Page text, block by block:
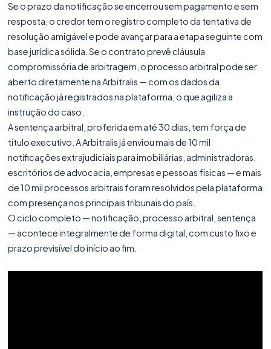
Se o prazo da notificação se encerrou sem pagamento e sem
resposta, o credor tem o registro completo da tentativa de
resolução amigável e pode avançar para a etapa seguinte com
base jurídica sólida. Se o contrato prevê cláusula
compromissória de arbitragem, o processo arbitral pode ser
aberto diretamente na Arbitralis — com os dados da
notificação já registrados na plataforma, o que agiliza a
instrução do caso.
A sentença arbitral, proferida em até 30 dias, tem força de
título executivo. A Arbitralis já enviou mais de 10 mil
notificações extrajudiciais para imobiliárias, administradoras,
escritórios de advocacia, empresas e pessoas físicas — e mais
de 10 mil processos arbitrais foram resolvidos pela plataforma
com presença nos principais tribunais do país.
O ciclo completo — notificação, processo arbitral, sentença
— acontece integralmente de forma digital, com custo fixo e
prazo previsível do início ao fim.